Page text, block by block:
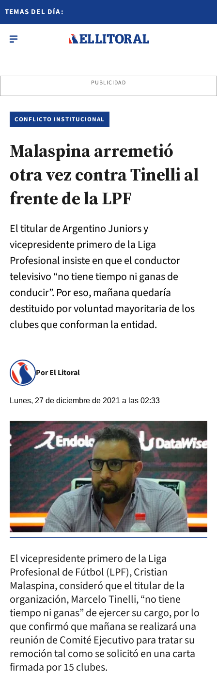
TEMAS DEL DÍA:
PUBLICIDAD
CONFLICTO INSTITUCIONAL
Malaspina arremetió
otra vez contra Tinelli al
frente de la LPF
El titular de Argentino Juniors y
vicepresidente primero de la Liga
Profesional insiste en que el conductor
televisivo “no tiene tiempo ni ganas de
conducir”. Por eso, mañana quedaría
destituido por voluntad mayoritaria de los
clubes que conforman la entidad.
Por El Litoral
Lunes, 27 de diciembre de 2021 a las 02:33
El vicepresidente primero de la Liga
Profesional de Fútbol (LPF), Cristian
Malaspina, consideró que el titular de la
organización, Marcelo Tinelli, “no tiene
tiempo ni ganas” de ejercer su cargo, por lo
que confirmó que mañana se realizará una
reunión de Comité Ejecutivo para tratar su
remoción tal como se solicitó en una carta
firmada por 15 clubes.